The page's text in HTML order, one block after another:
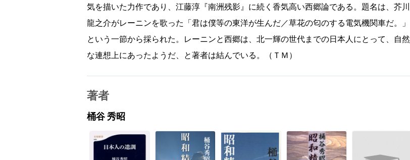
気を描いた力作であり、江藤淳『南洲残影』に続く香気高い西郷論である。題名は、芥川
龍之介がレーニンを歌った「君は僕等の東洋が生んだ／草花の匂のする電気機関車だ。」
という一節から採られた。レーニンと西郷は、北一輝の世代までの日本人にとって、自然
な連想上にあったようだ、と著者は結んでいる。（ＴＭ）
著者
桶谷 秀昭